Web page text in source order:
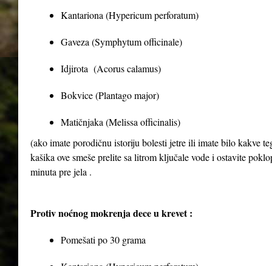
Kantariona (Hypericum perforatum)
Gaveza (Symphytum officinale)
Idjirota (Acorus calamus)
Bokvice (Plantago major)
Matičnjaka (Melissa officinalis)
(ako imate porodičnu istoriju bolesti jetre ili imate bilo kakve
kašika ove smeše prelite sa litrom ključale vode i ostavite
minuta pre jela .
Protiv noćnog mokrenja dece u krevet :
Pomešati po 30 grama